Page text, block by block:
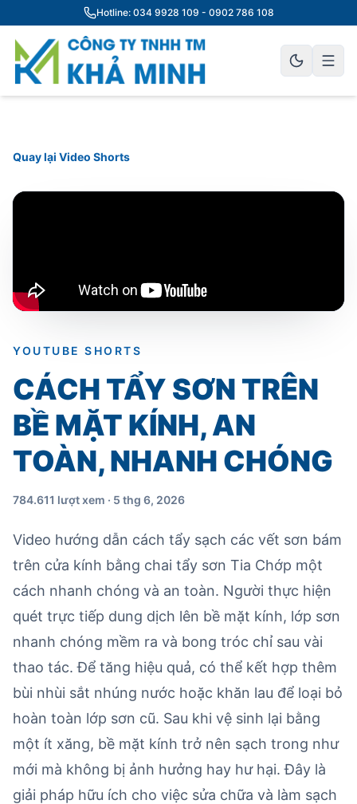
Hotline: 034 9928 109 - 0902 786 108
Quay lại Video Shorts
YOUTUBE SHORTS
CÁCH TẨY SƠN TRÊN
BỀ MẶT KÍNH, AN
TOÀN, NHANH CHÓNG
784.611 lượt xem · 5 thg 6, 2026
Video hướng dẫn cách tẩy sạch các vết sơn bám
trên cửa kính bằng chai tẩy sơn Tia Chớp một
cách nhanh chóng và an toàn. Người thực hiện
quét trực tiếp dung dịch lên bề mặt kính, lớp sơn
nhanh chóng mềm ra và bong tróc chỉ sau vài
thao tác. Để tăng hiệu quả, có thể kết hợp thêm
bùi nhùi sắt nhúng nước hoặc khăn lau để loại bỏ
hoàn toàn lớp sơn cũ. Sau khi vệ sinh lại bằng
một ít xăng, bề mặt kính trở nên sạch trong như
mới mà không bị ảnh hưởng hay hư hại. Đây là
giải pháp hữu ích cho việc sửa chữa và làm sạch